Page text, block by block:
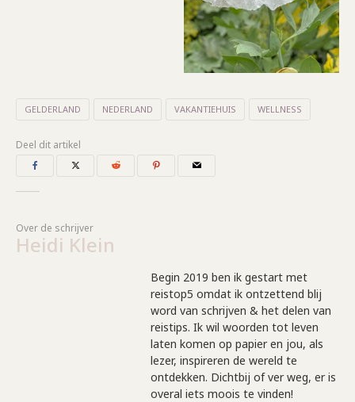
GELDERLAND NEDERLAND VAKANTIEHUIS WELLNESS
Deel dit artikel
Over de schrijver
Heidi Klein
Begin 2019 ben ik gestart met
reistop5 omdat ik ontzettend blij
word van schrijven & het delen van
reistips. Ik wil woorden tot leven
laten komen op papier en jou, als
lezer, inspireren de wereld te
ontdekken. Dichtbij of ver weg, er is
overal iets moois te vinden!